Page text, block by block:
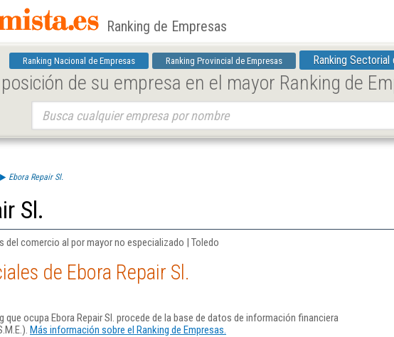
Ranking de Empresas
Ranking Nacional de Empresas Ranking Provincial de Empresas Ranking Sectorial
de su empresa en el mayor Ranking de
Ebora Repair Sl.
Sl.
del comercio al por mayor no especializado | Toledo
de Ebora Repair Sl.
que ocupa Ebora Repair Sl. procede de la base de datos de información financiera
Más información sobre el Ranking de Empresas.